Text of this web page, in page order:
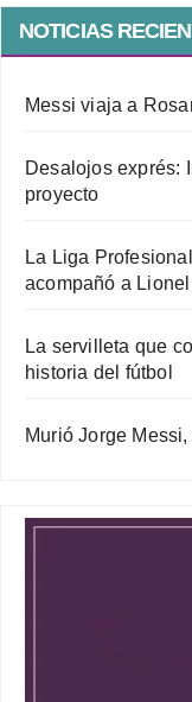
NOTICIAS
Messi viaja a
Desalojos exprés:
proyecto
La Liga
acompañó a
La servilleta que
historia del fútbol
Murió Jorge